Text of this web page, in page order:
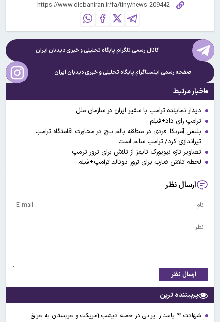
کانال رسمی تلگرام پایگاه تحلیلی و خبریدیدبان ایران
صفحه رسمی اینستاگرام پایگاه تحلیلی و خبریدیدبان ایران
اخبار مرتبط
دیدار نماینده ترامپ با سفیر ایران در سازمان ملل
ترامپ رای داد+فیلم
پلیس آمریکا: فردی در منطقه پالم بیچ در مجاورت اقامتگاه ترامپ
تیراندازی کرد/ ترامپ سالم است
تصاویر تازه نیویورک تایمز از تلاش برای ترور ترامپ
لحظه تلاش ضارب برای ترور دونالد ترامپ+فیلم
ارسال نظر
ارسال نظر
پربیننده ترین
شهادت ۴ پاسدار ایرانی در حمله دیشب آمریکت و عربستان به عراق